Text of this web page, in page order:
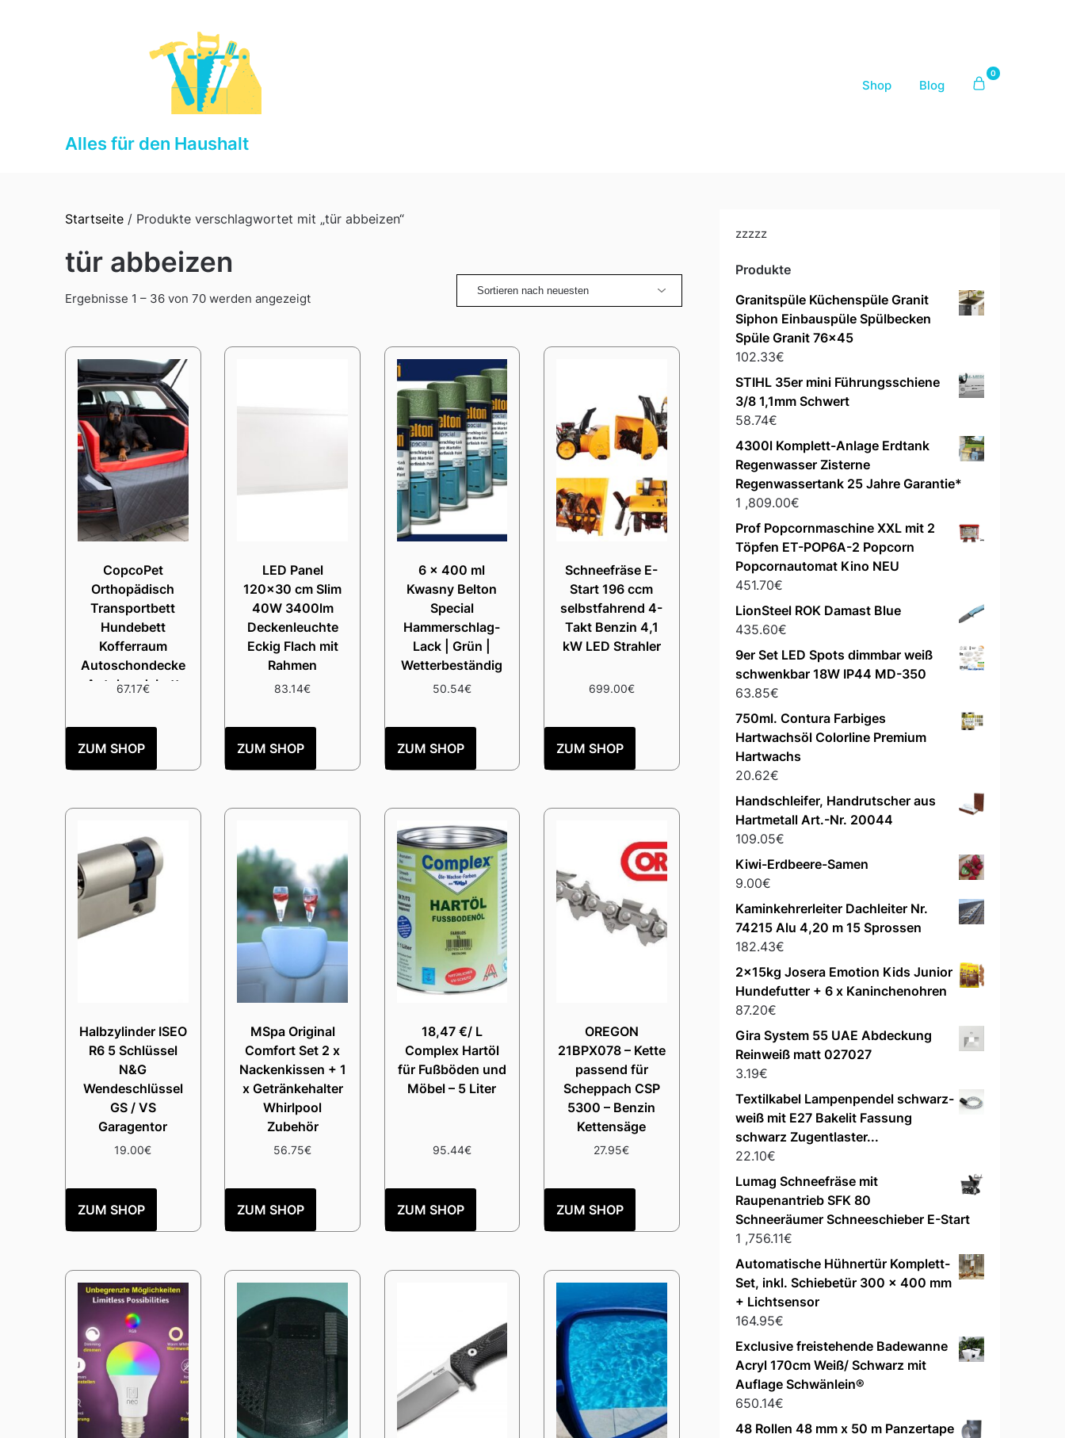
Alles für den Haushalt
Shop Blog
0
Startseite / Produkte verschlagwortet mit „tür abbeizen“
tür abbeizen
Ergebnisse 1 – 36 von 70 werden angezeigtSorted
CopcoPet
Orthopädisch
Transportbett
Hundebett
Kofferraum
Autoschondecke
Autohundebett
67.17€
ZUM SHOP
LED Panel
120×30 cm Slim
40W 3400lm
Deckenleuchte
Eckig Flach mit
Rahmen
83.14€
ZUM SHOP
6 x 400 ml
Kwasny Belton
Special
Hammerschlag-
Lack | Grün |
Wetterbeständig
50.54€
ZUM SHOP
Schneefräse E-
Start 196 ccm
selbstfahrend 4-
Takt Benzin 4,1
kW LED Strahler
699.00€
ZUM SHOP
Halbzylinder ISEO
R6 5 Schlüssel
N&G
Wendeschlüssel
GS / VS
Garagentor
19.00€
ZUM SHOP
MSpa Original
Comfort Set 2 x
Nackenkissen + 1
x Getränkehalter
Whirlpool
Zubehör
56.75€
ZUM SHOP
18,47 €/ L
Complex Hartöl
für Fußböden und
Möbel – 5 Liter
95.44€
ZUM SHOP
OREGON
21BPX078 – Kette
passend für
Scheppach CSP
5300 – Benzin
Kettensäge
27.95€
ZUM SHOP
zzzzz
Produkte
Granitspüle Küchenspüle Granit
Siphon Einbauspüle Spülbecken
Spüle Granit 76x45
102.33€
STIHL 35er mini Führungsschiene
3/8 1,1mm Schwert
58.74€
4300l Komplett-Anlage Erdtank
Regenwasser Zisterne
Regenwassertank 25 Jahre Garantie*
1 ,809.00€
Prof Popcornmaschine XXL mit 2
Töpfen ET-POP6A-2 Popcorn
Popcornautomat Kino NEU
451.70€
LionSteel ROK Damast Blue
435.60€
9er Set LED Spots dimmbar weiß
schwenkbar 18W IP44 MD-350
63.85€
750ml. Contura Farbiges
Hartwachsöl Colorline Premium
Hartwachs
20.62€
Handschleifer, Handrutscher aus
Hartmetall Art.-Nr. 20044
109.05€
Kiwi-Erdbeere-Samen
9.00€
Kaminkehrerleiter Dachleiter Nr.
74215 Alu 4,20 m 15 Sprossen
182.43€
2x15kg Josera Emotion Kids Junior
Hundefutter + 6 x Kaninchenohren
87.20€
Gira System 55 UAE Abdeckung
Reinweiß matt 027027
3.19€
Textilkabel Lampenpendel schwarz-
weiß mit E27 Bakelit Fassung
schwarz Zugentlaster...
22.10€
Lumag Schneefräse mit
Raupenantrieb SFK 80
Schneeräumer Schneeschieber E-Start
1 ,756.11€
Automatische Hühnertür Komplett-
Set, inkl. Schiebetür 300 x 400 mm
+ Lichtsensor
164.95€
Exclusive freistehende Badewanne
Acryl 170cm Weiß/ Schwarz mit
Auflage Schwänlein®
650.14€
48 Rollen 48 mm x 50 m Panzertape